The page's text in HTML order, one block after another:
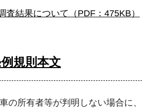
結果について（PDF：475KB）
規則本文
の所有者等が判明しない場合に